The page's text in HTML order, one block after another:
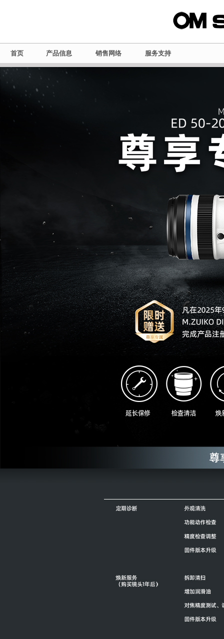
首页 产品信息 销售网络 服务支持